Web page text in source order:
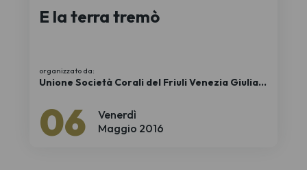
Venerdì
06 Maggio 2016
E la terra tremò
organizzato da:
Unione Società Corali del Friuli Venezia Giulia